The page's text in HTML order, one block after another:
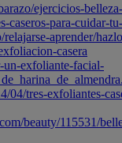
ejercicios-belleza-
caseros-para-cuidar-
aprender/
casera
un-exfoliante-facial-
04/tres-exfoliantes-
beauty/115531/